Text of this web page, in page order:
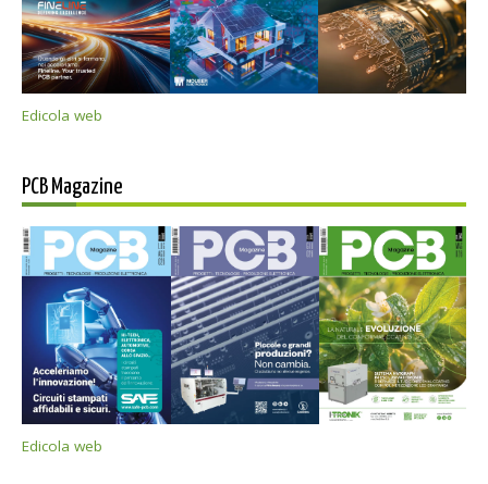
Edicola web
PCB Magazine
Edicola web